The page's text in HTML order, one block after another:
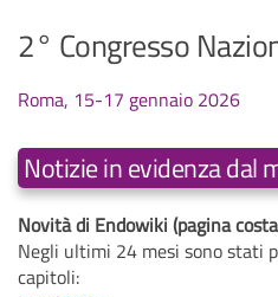
2° Congresso
Roma, 15-17 gennaio 2026
Notizie in evidenza dal
Novità di Endowiki (pagina
Negli ultimi 24 mesi sono stati
capitoli: